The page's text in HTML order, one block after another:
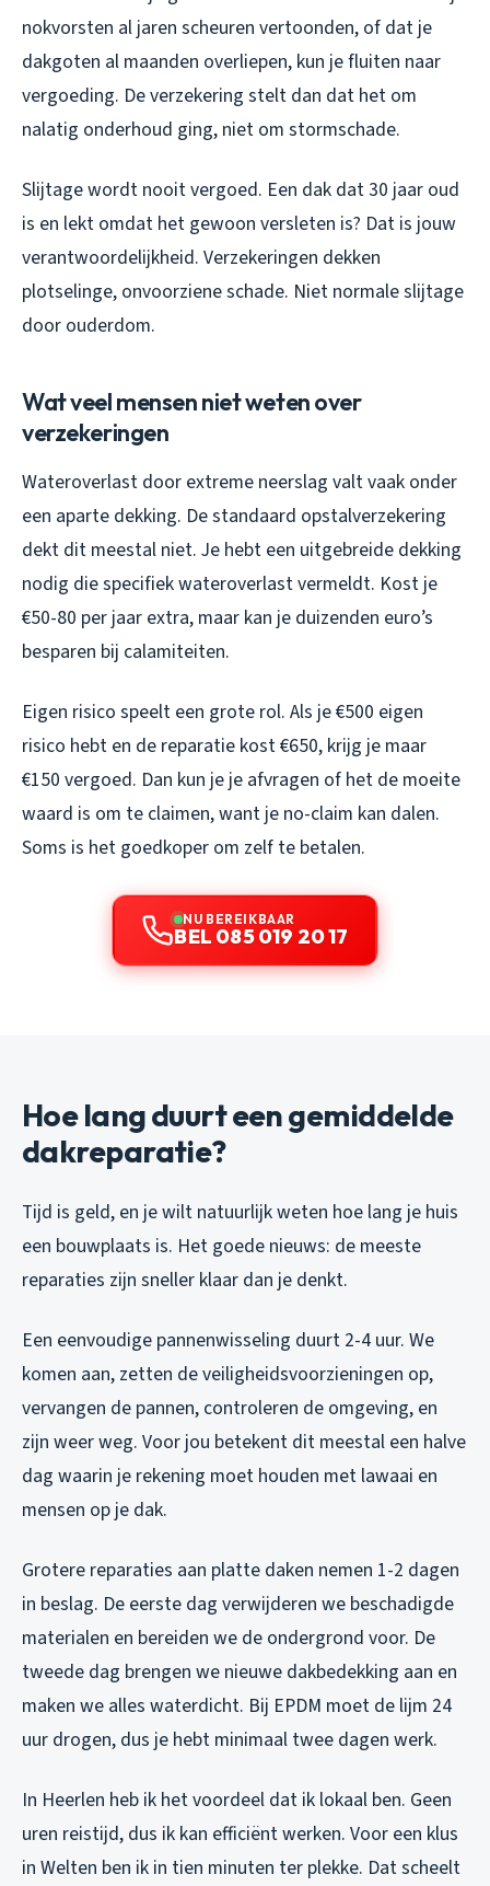
nokvorsten al jaren scheuren vertoonden, of dat je
dakgoten al maanden overliepen, kun je fluiten naar
vergoeding. De verzekering stelt dan dat het om
nalatig onderhoud ging, niet om stormschade.
Slijtage wordt nooit vergoed. Een dak dat 30 jaar oud
is en lekt omdat het gewoon versleten is? Dat is jouw
verantwoordelijkheid. Verzekeringen dekken
plotselinge, onvoorziene schade. Niet normale slijtage
door ouderdom.
Wat veel mensen niet weten over
verzekeringen
Wateroverlast door extreme neerslag valt vaak onder
een aparte dekking. De standaard opstalverzekering
dekt dit meestal niet. Je hebt een uitgebreide dekking
nodig die specifiek wateroverlast vermeldt. Kost je
€50-80 per jaar extra, maar kan je duizenden euro’s
besparen bij calamiteiten.
Eigen risico speelt een grote rol. Als je €500 eigen
risico hebt en de reparatie kost €650, krijg je maar
€150 vergoed. Dan kun je je afvragen of het de moeite
waard is om te claimen, want je no-claim kan dalen.
Soms is het goedkoper om zelf te betalen.
NU BEREIKBAAR
BEL 085 019 20 17
Hoe lang duurt een gemiddelde
dakreparatie?
Tijd is geld, en je wilt natuurlijk weten hoe lang je huis
een bouwplaats is. Het goede nieuws: de meeste
reparaties zijn sneller klaar dan je denkt.
Een eenvoudige pannenwisseling duurt 2-4 uur. We
komen aan, zetten de veiligheidsvoorzieningen op,
vervangen de pannen, controleren de omgeving, en
zijn weer weg. Voor jou betekent dit meestal een halve
dag waarin je rekening moet houden met lawaai en
mensen op je dak.
Grotere reparaties aan platte daken nemen 1-2 dagen
in beslag. De eerste dag verwijderen we beschadigde
materialen en bereiden we de ondergrond voor. De
tweede dag brengen we nieuwe dakbedekking aan en
maken we alles waterdicht. Bij EPDM moet de lijm 24
uur drogen, dus je hebt minimaal twee dagen werk.
In Heerlen heb ik het voordeel dat ik lokaal ben. Geen
uren reistijd, dus ik kan efficiënt werken. Voor een klus
in Welten ben ik in tien minuten ter plekke. Dat scheelt